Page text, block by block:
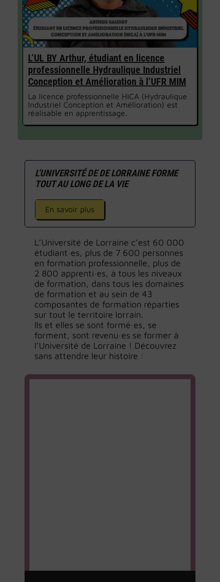
L’UL BY Arthur, étudiant en licence
professionnelle Hydraulique Industriel
Conception et Amélioration à l’UFR MIM
La licence professionnelle HICA (Hydraulique
Industriel Conception et Amélioration) est
réalisable en apprentissage.
L’UNIVERSITÉ DE DE LORRAINE FORME
TOUT AU LONG DE LA VIE
En savoir plus
L’Université de Lorraine c’est 60 000
étudiant·es, plus de 7 600 personnes
en formation professionnelle, plus de
2 800 apprenti·es, à tous les niveaux
de formation, dans tous les domaines
de formation et au sein de 43
composantes de formation réparties
sur tout le territoire lorrain.
Ils et elles se sont formé·es, se
forment, sont revenu·es se former à
l’Université de Lorraine ! Découvrez
sans attendre leur histoire :